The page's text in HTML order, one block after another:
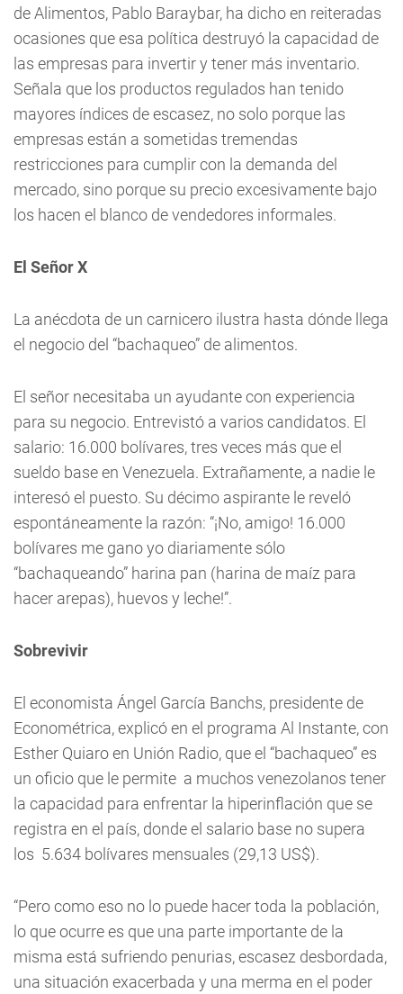
de Alimentos, Pablo Baraybar, ha dicho en reiteradas
ocasiones que esa política destruyó la capacidad de
las empresas para invertir y tener más inventario.
Señala que los productos regulados han tenido
mayores índices de escasez, no solo porque las
empresas están a sometidas tremendas
restricciones para cumplir con la demanda del
mercado, sino porque su precio excesivamente bajo
los hacen el blanco de vendedores informales.
El Señor X
La anécdota de un carnicero ilustra hasta dónde llega
el negocio del “bachaqueo” de alimentos.
El señor necesitaba un ayudante con experiencia
para su negocio. Entrevistó a varios candidatos. El
salario: 16.000 bolívares, tres veces más que el
sueldo base en Venezuela. Extrañamente, a nadie le
interesó el puesto. Su décimo aspirante le reveló
espontáneamente la razón: “¡No, amigo! 16.000
bolívares me gano yo diariamente sólo
“bachaqueando” harina pan (harina de maíz para
hacer arepas), huevos y leche!”.
Sobrevivir
El economista Ángel García Banchs, presidente de
Econométrica, explicó en el programa Al Instante, con
Esther Quiaro en Unión Radio, que el “bachaqueo” es
un oficio que le permite a muchos venezolanos tener
la capacidad para enfrentar la hiperinflación que se
registra en el país, donde el salario base no supera
los 5.634 bolívares mensuales (29,13 US$).
“Pero como eso no lo puede hacer toda la población,
lo que ocurre es que una parte importante de la
misma está sufriendo penurias, escasez desbordada,
una situación exacerbada y una merma en el poder